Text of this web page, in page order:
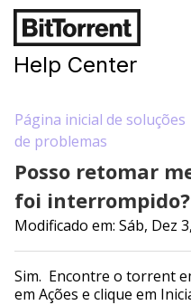
Help Center
Página inicial de soluções
de problemas
Posso retomar
foi interrompido?
Modificado em: Sáb, Dez
Sim. Encontre o torrent
em Ações e clique em